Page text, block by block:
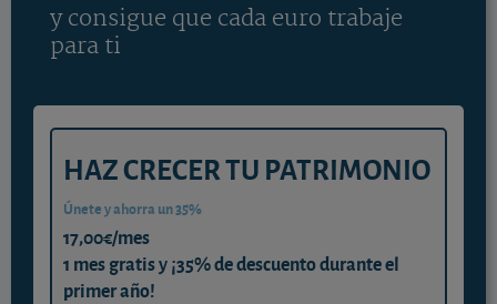
y consigue que cada euro trabaje
para ti
HAZ CRECER TU PATRIMONIO
Únete y ahorra un 35%
17,00€/mes
1 mes gratis y ¡35% de descuento durante el
primer año!